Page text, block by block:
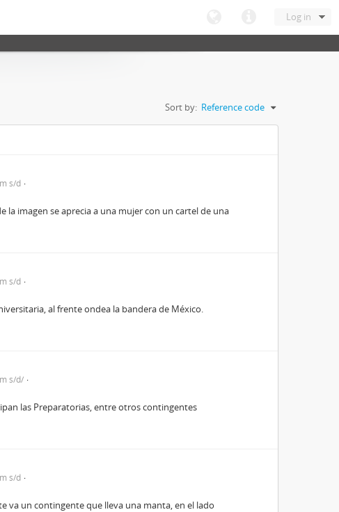
Log in
Sort by: Reference code
s/d
imagen se aprecia a una mujer con un cartel de una
s/d
al frente ondea la bandera de México.
s/d/
las Preparatorias, entre otros contingentes
s/d
va un contingente que lleva una manta, en el lado